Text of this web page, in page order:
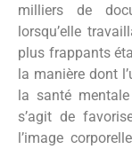
milliers de
lorsqu’elle
plus frappants
la manière dont
la santé
s’agit de
l’image